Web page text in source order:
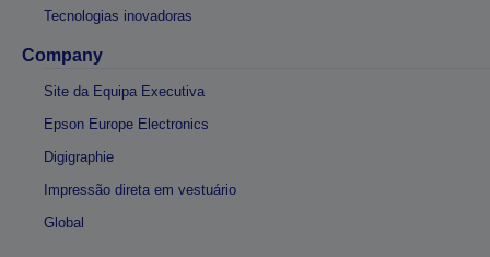
Tecnologias inovadoras
Company
Site da Equipa Executiva
Epson Europe Electronics
Digigraphie
Impressão direta em vestuário
Global